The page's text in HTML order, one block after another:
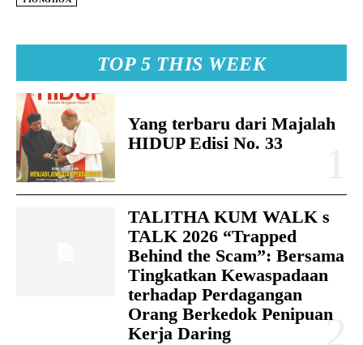
TOP 5 THIS WEEK
Yang terbaru dari Majalah
HIDUP Edisi No. 33
TALITHA KUM WALK s
TALK 2026 “Trapped
Behind the Scam”: Bersama
Tingkatkan Kewaspadaan
terhadap Perdagangan
Orang Berkedok Penipuan
Kerja Daring